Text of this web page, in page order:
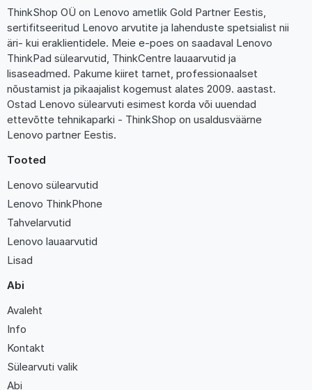
ThinkShop OÜ on Lenovo ametlik Gold Partner Eestis,
sertifitseeritud Lenovo arvutite ja lahenduste spetsialist nii
äri- kui eraklientidele. Meie e-poes on saadaval Lenovo
ThinkPad sülearvutid, ThinkCentre lauaarvutid ja
lisaseadmed. Pakume kiiret tarnet, professionaalset
nõustamist ja pikaajalist kogemust alates 2009. aastast.
Ostad Lenovo sülearvuti esimest korda või uuendad
ettevõtte tehnikaparki - ThinkShop on usaldusväärne
Lenovo partner Eestis.
Tooted
Lenovo sülearvutid
Lenovo ThinkPhone
Tahvelarvutid
Lenovo lauaarvutid
Lisad
Abi
Avaleht
Info
Kontakt
Sülearvuti valik
Abi